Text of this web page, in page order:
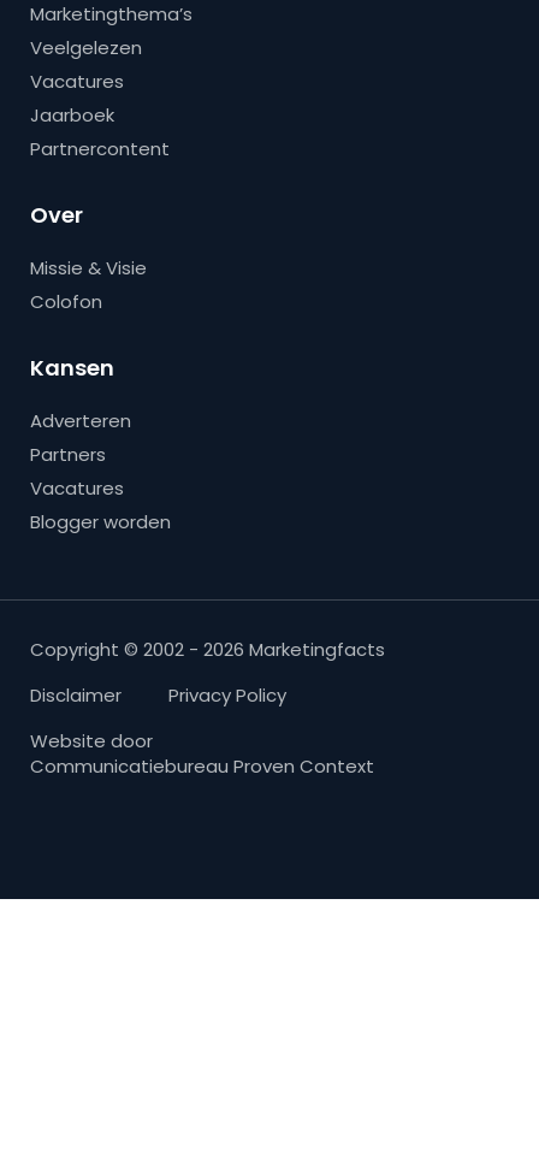
Marketingthema’s
Veelgelezen
Vacatures
Jaarboek
Partnercontent
Over
Missie & Visie
Colofon
Kansen
Adverteren
Partners
Vacatures
Blogger worden
Copyright © 2002 - 2026 Marketingfacts
Disclaimer
Privacy Policy
Website door
Communicatiebureau Proven Context